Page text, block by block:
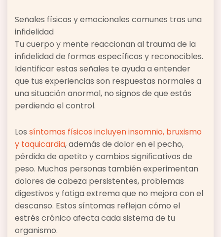
Señales físicas y emocionales comunes tras una
infidelidad
Tu cuerpo y mente reaccionan al trauma de la
infidelidad de formas específicas y reconocibles.
Identificar estas señales te ayuda a entender
que tus experiencias son respuestas normales a
una situación anormal, no signos de que estás
perdiendo el control.
Los síntomas físicos incluyen insomnio, bruxismo
y taquicardia, además de dolor en el pecho,
pérdida de apetito y cambios significativos de
peso. Muchas personas también experimentan
dolores de cabeza persistentes, problemas
digestivos y fatiga extrema que no mejora con el
descanso. Estos síntomas reflejan cómo el
estrés crónico afecta cada sistema de tu
organismo.